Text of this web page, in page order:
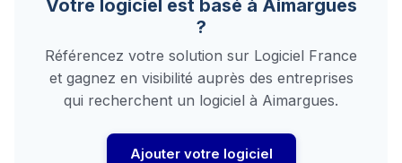
Votre logiciel est basé à Aimargues
?
Référencez votre solution sur Logiciel France
et gagnez en visibilité auprès des entreprises
qui recherchent un logiciel à Aimargues.
Ajouter votre logiciel